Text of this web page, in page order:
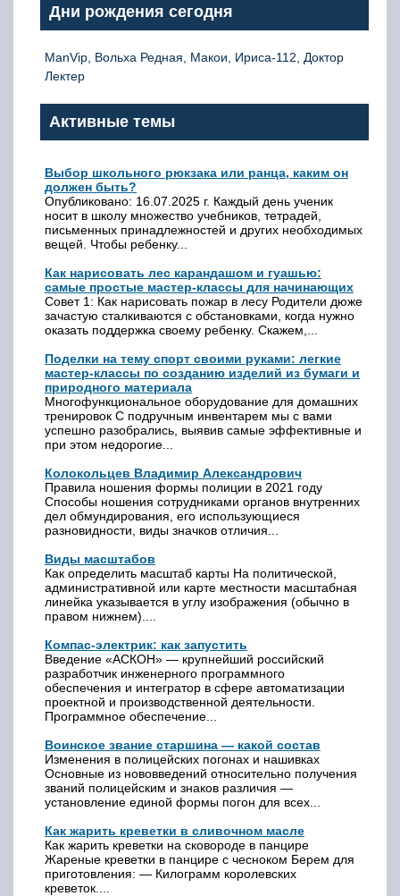
Дни рождения сегодня
ManVip, Вольха Редная, Макои, Ириса-112, Доктор
Лектер
Активные темы
Выбор школьного рюкзака или ранца, каким он
должен быть?
Опубликовано: 16.07.2025 г. Каждый день ученик
носит в школу множество учебников, тетрадей,
письменных принадлежностей и других необходимых
вещей. Чтобы ребенку...
Как нарисовать лес карандашом и гуашью:
самые простые мастер-классы для начинающих
Совет 1: Как нарисовать пожар в лесу Родители дюже
зачастую сталкиваются с обстановками, когда нужно
оказать поддержка своему ребенку. Скажем,...
Поделки на тему спорт своими руками: легкие
мастер-классы по созданию изделий из бумаги и
природного материала
Многофункциональное оборудование для домашних
тренировок С подручным инвентарем мы с вами
успешно разобрались, выявив самые эффективные и
при этом недорогие...
Колокольцев Владимир Александрович
Правила ношения формы полиции в 2021 году
Способы ношения сотрудниками органов внутренних
дел обмундирования, его использующиеся
разновидности, виды значков отличия...
Виды масштабов
Как определить масштаб карты На политической,
административной или карте местности масштабная
линейка указывается в углу изображения (обычно в
правом нижнем)....
Компас-электрик: как запустить
Введение «АСКОН» — крупнейший российский
разработчик инженерного программного
обеспечения и интегратор в сфере автоматизации
проектной и производственной деятельности.
Программное обеспечение...
Воинское звание старшина — какой состав
Изменения в полицейских погонах и нашивках
Основные из нововведений относительно получения
званий полицейским и знаков различия —
установление единой формы погон для всех...
Как жарить креветки в сливочном масле
Как жарить креветки на сковороде в панцире
Жареные креветки в панцире с чесноком Берем для
приготовления: — Килограмм королевских
креветок....